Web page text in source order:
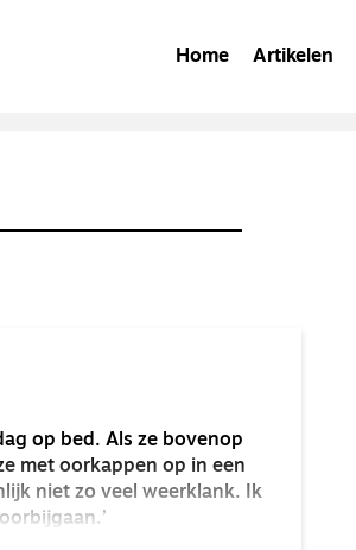
Home Artikelen
op bed. Als ze bovenop
met oorkappen op in een
niet zo veel weerklank. Ik